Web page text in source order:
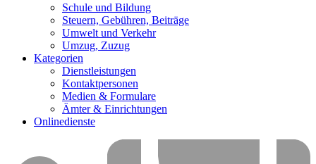
Schule und Bildung
Steuern, Gebühren, Beiträge
Umwelt und Verkehr
Umzug, Zuzug
Kategorien
Dienstleistungen
Kontaktpersonen
Medien & Formulare
Ämter & Einrichtungen
Onlinedienste